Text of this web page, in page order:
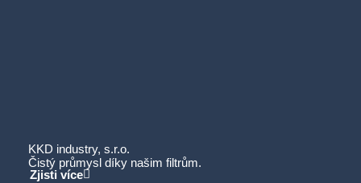
KKD industry, s.r.o.
Čistý průmysl díky našim filtrům.
Zjisti více